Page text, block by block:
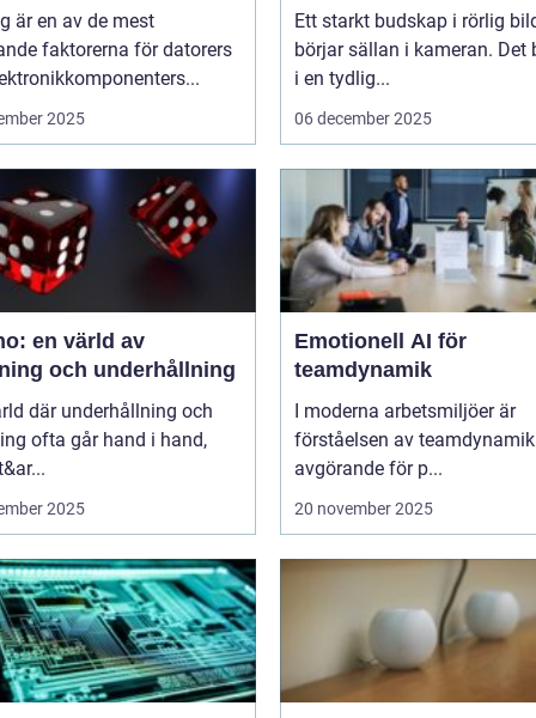
är en av de mest
faktorerna för datorers
2025
Ett starkt budskap i rörlig
börjar sällan i kameran. Det
i en tydlig...
06 december 2025
en värld av
och underhållning
där underhållning och
ofta går hand i hand,
2025
Emotionell AI för
teamdynamik
I moderna arbetsmiljöer är
förståelsen av teamdynamik
avgörande för p...
20 november 2025